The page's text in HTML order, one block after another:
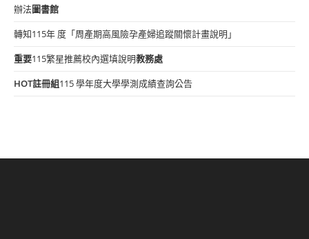
辦法圖書館
轉知115年 度「周產期高風險孕產婦追蹤關懷計畫說明」
重要115繁星推薦校內選填說明教務處
HOT註冊組115 學年度大學學測成績查詢公告